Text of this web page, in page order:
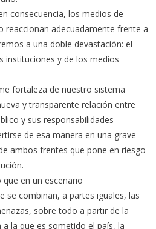
consecuencia, los medios de
reaccionan adecuadamente frente a
a una doble devastación: el
instituciones y de los medios
fortaleza de nuestro sistema
y transparente relación entre
y sus responsabilidades
de esa manera en una grave
ambos frentes que pone en riesgo
en un escenario
se combinan, a partes iguales, las
sobre todo a partir de la
la que es sometido el país, la